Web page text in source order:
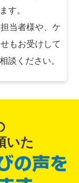
す。
当者様や、ケ
もお受けして
談ください。
いた